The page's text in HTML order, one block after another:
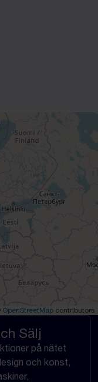
OpenStreetMap contributors
Sälj
på nätet
och konst,